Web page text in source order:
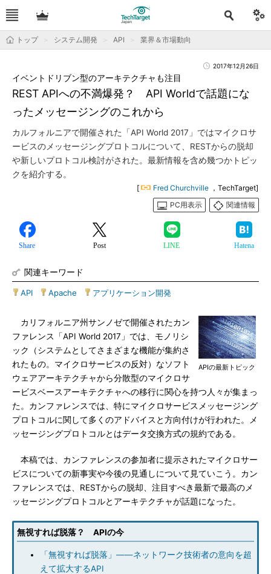
トップ システム開発 API 業界＆市場動向
2017年12月26日
REST APIへの不満爆発？ API Worldで話題にな
ったメッセージングのこれから
イベントドリブン型のアーキテクチャも注目
カルフォルニアで開催された「API World 2017」ではマイクロサ
ービスのメッセージングプロトコルについて、RESTからの脱却
や新しいプロトコル検討がされた。最新情報を含め幾つかトピッ
クを紹介する。
[ Fred Churchville ，TechTarget]
PC用表示
関連情報
Share Post LINE Hatena
関連キーワード
API Apache アプリケーション開発
APIの最新トピック
カリフォルニア州サンノゼで開催されたカン
ファレンス「API World 2017」では、モノリシ
ック（システムとしてさまざまな機能が集約さ
れたもの。マイクロサービスの反対）なソフト
ウェアアーキテクチャから分散型のマイクロサ
ービスベースアーキテクチャへの移行に関心を持つ人々が集まっ
た。カンファレンスでは、特にマイクロサービスメッセージング
プロトコルに関して多くのアドバイスと方向付けが行われた。メ
ッセージングプロトコルとはデータ交換方式の規約である。
本稿では、カンファレンスの参加者に提示されたマイクロサー
ビスについての新事実や今後の見通しについて見ていこう。カン
ファレンスでは、RESTからの脱却、注目すべき最新で最高のメ
ッセージングプロトコルとアーキテクチャが話題になった。
無視すれば脱落？ APIの今
「無視すれば脱落」――ネットワーク技術者の意向を超
えて拡大するAPI